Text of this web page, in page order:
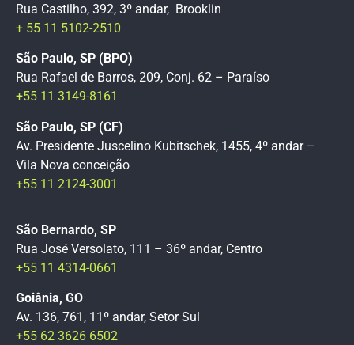
Rua Castilho, 392, 3º andar, Brooklin
+ 55 11 5102-2510
São Paulo, SP (BPO)
Rua Rafael de Barros, 209, Conj. 62 – Paraíso
+55 11 3149-8161
São Paulo, SP (CF)
Av. Presidente Juscelino Kubitschek, 1455, 4º andar –
Vila Nova conceição
+55 11 2124-3001
São Bernardo, SP
Rua José Versolato, 111 – 36º andar, Centro
+55 11 4314-0661
Goiânia, GO
Av. 136, 761, 11º andar, Setor Sul
+55 62 3626 6502